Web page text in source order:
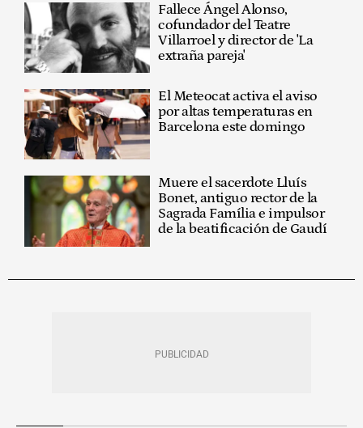
Fallece Ángel Alonso,
cofundador del Teatre
Villarroel y director de 'La
extraña pareja'
El Meteocat activa el aviso
por altas temperaturas en
Barcelona este domingo
Muere el sacerdote Lluís
Bonet, antiguo rector de la
Sagrada Família e impulsor
de la beatificación de Gaudí